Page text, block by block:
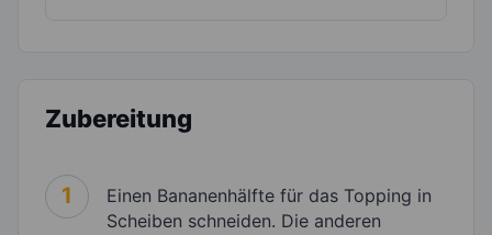
Zubereitung
1
Einen Bananenhälfte für das Topping in
Scheiben schneiden. Die anderen